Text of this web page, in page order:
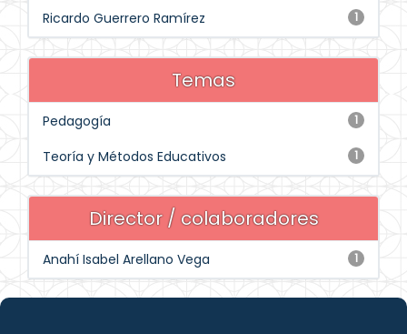
1
Ricardo Guerrero Ramírez
Temas
1
Pedagogía
1
Teoría y Métodos Educativos
Director / colaboradores
1
Anahí Isabel Arellano Vega